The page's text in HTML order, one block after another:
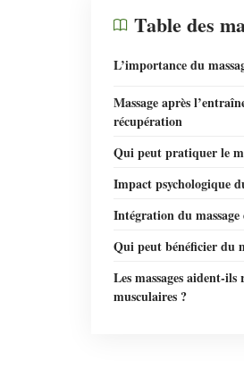
Table des
L’importance du
Massage après
récupération
Qui peut pratiquer le
Impact psychologique
Intégration du
Qui peut bénéficier du
Les massages aident-
musculaires ?